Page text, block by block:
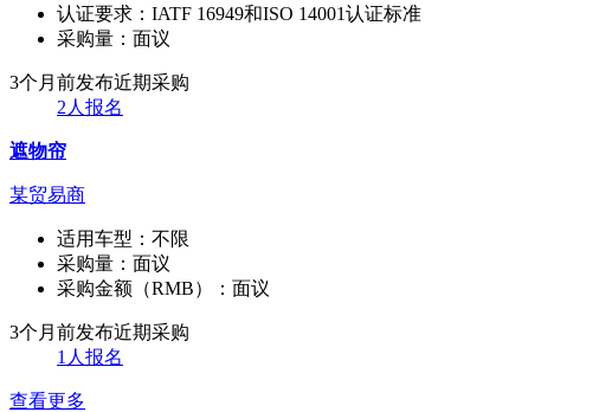
认证要求： IATF 16949和ISO 14001认证标准
采购量： 面议
3个月前发布近期采购
2人报名
遮物帘
某贸易商
适用车型： 不限
采购量： 面议
采购金额（RMB）： 面议
3个月前发布近期采购
1人报名
查看更多